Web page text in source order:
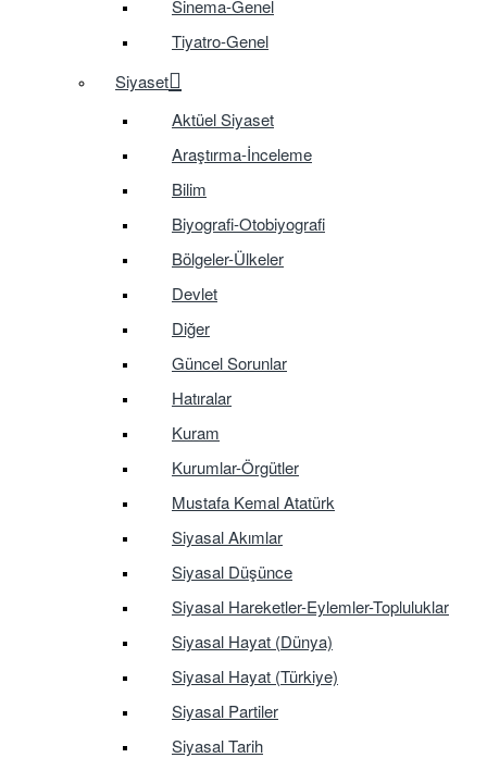
Sinema-Genel
Tiyatro-Genel
Siyaset
Aktüel Siyaset
Araştırma-İnceleme
Bilim
Biyografi-Otobiyografi
Bölgeler-Ülkeler
Devlet
Diğer
Güncel Sorunlar
Hatıralar
Kuram
Kurumlar-Örgütler
Mustafa Kemal Atatürk
Siyasal Akımlar
Siyasal Düşünce
Siyasal Hareketler-Eylemler-Topluluklar
Siyasal Hayat (Dünya)
Siyasal Hayat (Türkiye)
Siyasal Partiler
Siyasal Tarih